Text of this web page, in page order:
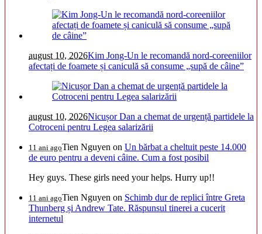
august 10, 2026Kim Jong-Un le recomandă nord-coreeniilor
afectați de foamete și caniculă să consume „supă de câine”
august 10, 2026Nicușor Dan a chemat de urgență partidele la
Cotroceni pentru Legea salarizării
11 ani agoTien Nguyen on Un bărbat a cheltuit peste 14.000
de euro pentru a deveni câine. Cum a fost posibil
Hey guys. These girls need your helps. Hurry up!!
11 ani agoTien Nguyen on Schimb dur de replici între Greta
Thunberg și Andrew Tate. Răspunsul tinerei a cucerit
internetul